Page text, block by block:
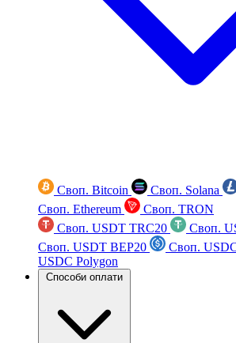
Своп. Bitcoin Своп. Solana
Своп. Ethereum
Своп. TRON
Своп. USDT TRC20
Своп.
Своп. USDT BEP20
Своп.
USDC Polygon
Способи оплати